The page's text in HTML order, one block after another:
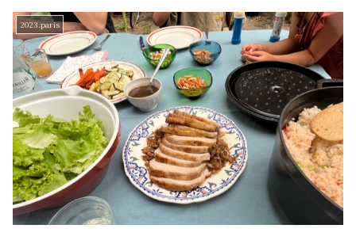
2023.paris